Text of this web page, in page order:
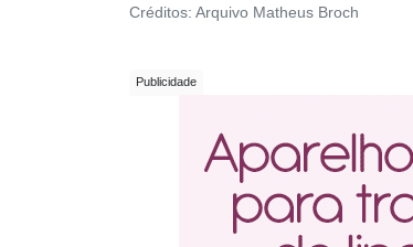
Créditos: Arquivo Matheus Broch